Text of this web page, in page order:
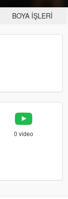
BOYA İŞLERI
0 video